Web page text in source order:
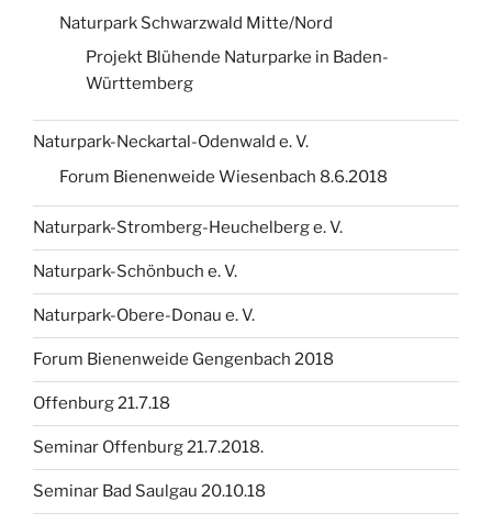
Naturpark Schwarzwald Mitte/Nord
Projekt Blühende Naturparke in Baden-
Württemberg
Naturpark-Neckartal-Odenwald e. V.
Forum Bienenweide Wiesenbach 8.6.2018
Naturpark-Stromberg-Heuchelberg e. V.
Naturpark-Schönbuch e. V.
Naturpark-Obere-Donau e. V.
Forum Bienenweide Gengenbach 2018
Offenburg 21.7.18
Seminar Offenburg 21.7.2018.
Seminar Bad Saulgau 20.10.18